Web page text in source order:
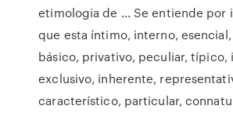
etimologia de ... Se entiende por
que esta íntimo, interno,
básico, privativo, peculiar, típico,
exclusivo, inherente,
característico, particular,